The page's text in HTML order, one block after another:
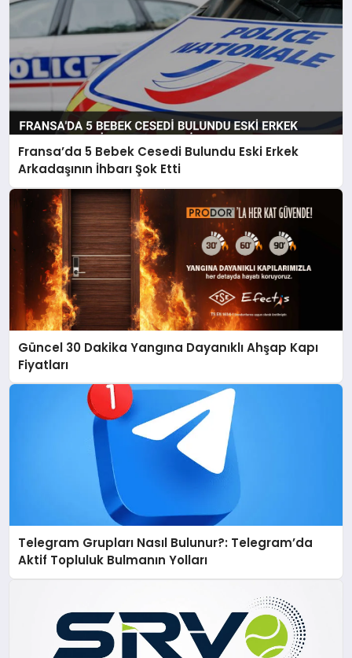
Fransa’da 5 Bebek Cesedi Bulundu Eski Erkek
Arkadaşının İhbarı Şok Etti
Güncel 30 Dakika Yangına Dayanıklı Ahşap Kapı
Fiyatları
Telegram Grupları Nasıl Bulunur?: Telegram’da
Aktif Topluluk Bulmanın Yolları